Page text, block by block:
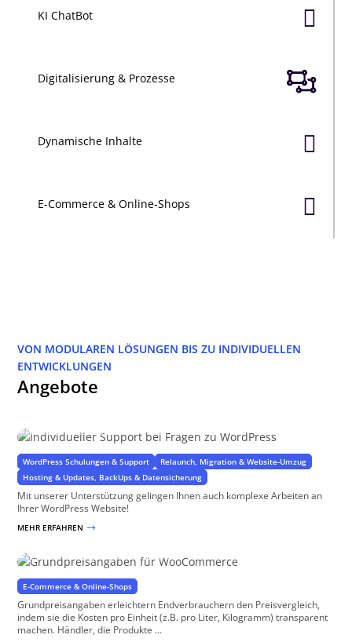

KI ChatBot

Digitalisierung & Prozesse

Dynamische Inhalte

E-Commerce & Online-Shops
VON MODULAREN LÖSUNGEN BIS ZU INDIVIDUELLEN
ENTWICKLUNGEN
Angebote
Hilfe beim Selber machen…
WordPress Schulungen & Support
Relaunch, Migration & Website-Umzug
Hosting & Updates, BackUps & Datensicherung
Mit unserer Unterstützung gelingen Ihnen auch komplexe Arbeiten an
Ihrer WordPress Website!
MEHR ERFAHREN $
Verbraucherfreundlich und rechtssicher
E-Commerce & Online-Shops
Grundpreisangaben erleichtern Endverbrauchern den Preisvergleich,
indem sie die Kosten pro Einheit (z.B. pro Liter, Kilogramm) transparent
machen. Händler, die Produkte ...